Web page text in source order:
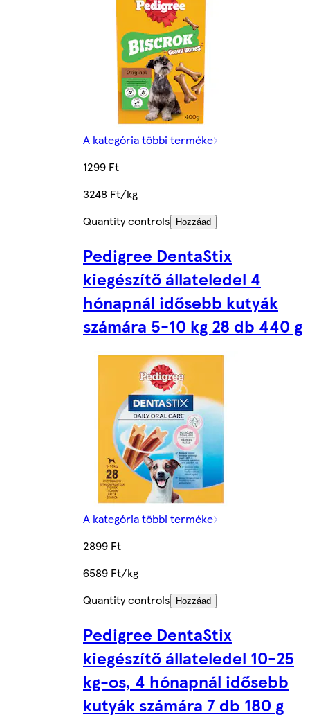
A kategória többi terméke
1299 Ft
3248 Ft/kg
Quantity controls
Hozzáad
Pedigree DentaStix
kiegészítő állateledel 4
hónapnál idősebb kutyák
számára 5-10 kg 28 db 440 g
A kategória többi terméke
2899 Ft
6589 Ft/kg
Quantity controls
Hozzáad
Pedigree DentaStix
kiegészítő állateledel 10-25
kg-os, 4 hónapnál idősebb
kutyák számára 7 db 180 g